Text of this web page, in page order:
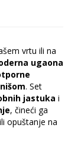
vrtu ili na
ugaona
. Set
jastuka i
, čineći ga
opuštanje na